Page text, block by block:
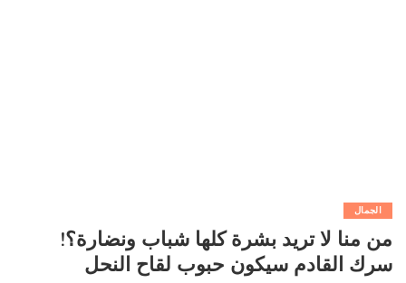
الجمال
من منا لا تريد بشرة كلها شباب ونضارة؟!
سرك القادم سيكون حبوب لقاح النحل